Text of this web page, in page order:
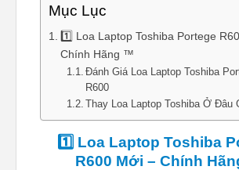
Mục Lục
1️⃣ Loa Laptop Toshiba Portege
Chính Hãng ™
Đánh Giá Loa Laptop Toshiba
R600
Thay Loa Laptop Toshiba Ở Đâu
1️⃣ Loa Laptop Toshiba
R600 Mới – Chính